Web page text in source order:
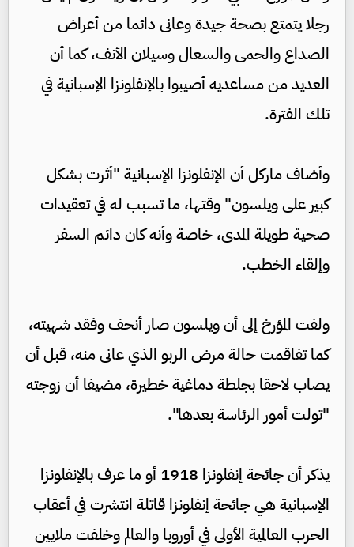
رجلا يتمتع بصحة جيدة وعانى دائما من أعراض
الصداع والحمى والسعال وسيلان الأنف، كما أن
العديد من مساعديه أصيبوا بالإنفلونزا الإسبانية في
تلك الفترة.
وأضاف ماركل أن الإنفلونزا الإسبانية "أثرت بشكل
كبير على ويلسون" وقتها، ما تسبب له في تعقيدات
صحية طويلة المدى، خاصة وأنه كان دائم السفر
وإلقاء الخطب.
ولفت المؤرخ إلى أن ويلسون صار أنحف وفقد شهيته،
كما تفاقمت حالة مرض الربو الذي عانى منه، قبل أن
يصاب لاحقا بجلطة دماغية خطيرة، مضيفا أن زوجته
"تولت أمور الرئاسة بعدها".
يذكر أن جائحة إنفلونزا 1918 أو ما عرف بالإنفلونزا
الإسبانية هي جائحة إنفلونزا قاتلة انتشرت في أعقاب
الحرب العالمية الأولى في أوروبا والعالم وخلفت ملايين